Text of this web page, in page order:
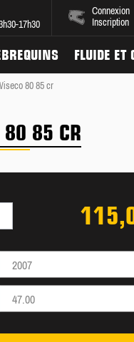
Connexion
Inscription
17h30
FLUIDE ET
80 85 cr
80 85 CR
2007
47.00